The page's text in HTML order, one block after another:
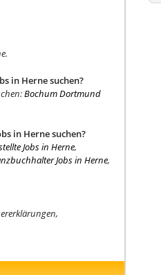
in Herne suchen?
BochumDortmund
in Herne suchen?
Jobs in Herne,
Jobs in Herne,